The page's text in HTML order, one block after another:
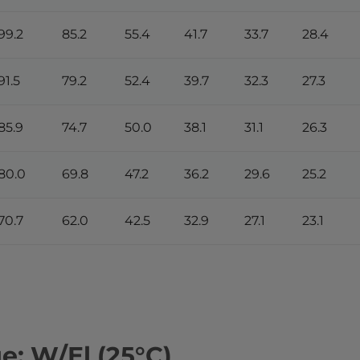
85.2 55.4 41.7 33.7 28.4
79.2 52.4 39.7 32.3 27.3
74.7 50.0 38.1 31.1 26.3
69.8 47.2 36.2 29.6 25.2
62.0 42.5 32.9 27.1 23.1